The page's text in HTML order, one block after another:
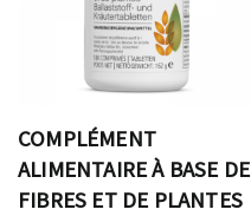
COMPLÉMENT
ALIMENTAIRE À BASE DE
FIBRES ET DE PLANTES